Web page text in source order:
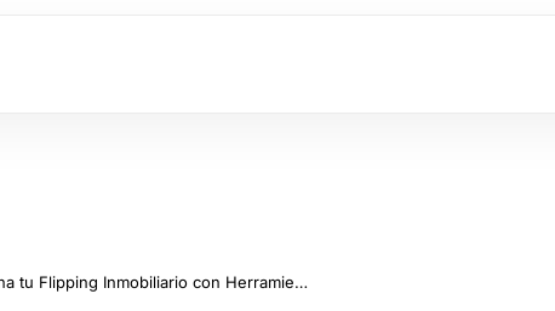
Cómo TraderBrick Revoluciona tu Flipping Inmobiliario con Herramientas Avanzadas